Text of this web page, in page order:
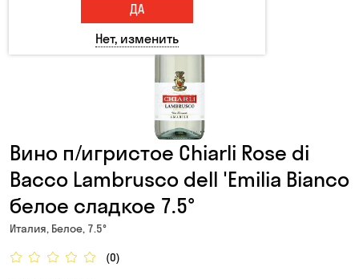
Вино п/игристое Chiarli Rose di
Bacco Lambrusco dell 'Emilia Bianco
белое сладкое 7.5°
Италия, Белое, 7.5°
(0)
ДА
Нет, изменить